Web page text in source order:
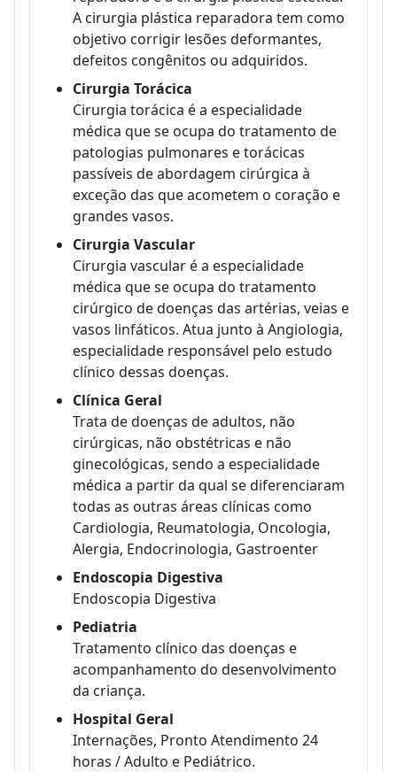
A cirurgia plástica reparadora tem como
objetivo corrigir lesões deformantes,
defeitos congênitos ou adquiridos.
Cirurgia Torácica
Cirurgia torácica é a especialidade
médica que se ocupa do tratamento de
patologias pulmonares e torácicas
passíveis de abordagem cirúrgica à
exceção das que acometem o coração e
grandes vasos.
Cirurgia Vascular
Cirurgia vascular é a especialidade
médica que se ocupa do tratamento
cirúrgico de doenças das artérias, veias e
vasos linfáticos. Atua junto à Angiologia,
especialidade responsável pelo estudo
clínico dessas doenças.
Clínica Geral
Trata de doenças de adultos, não
cirúrgicas, não obstétricas e não
ginecológicas, sendo a especialidade
médica a partir da qual se diferenciaram
todas as outras áreas clínicas como
Cardiologia, Reumatologia, Oncologia,
Alergia, Endocrinologia, Gastroenter
Endoscopia Digestiva
Endoscopia Digestiva
Pediatria
Tratamento clínico das doenças e
acompanhamento do desenvolvimento
da criança.
Hospital Geral
Internações, Pronto Atendimento 24
horas / Adulto e Pediátrico.